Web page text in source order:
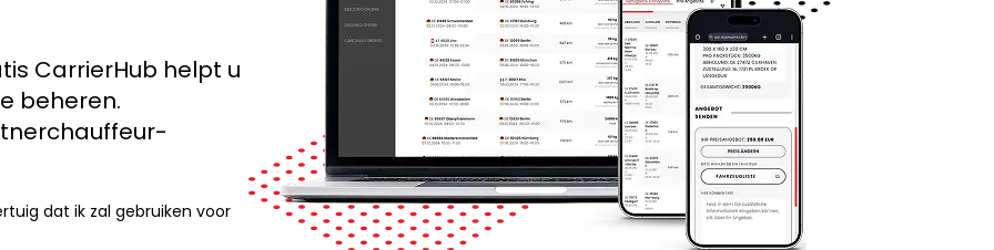
CarrierHub helpt u
beheren.
dat ik zal gebruiken voor